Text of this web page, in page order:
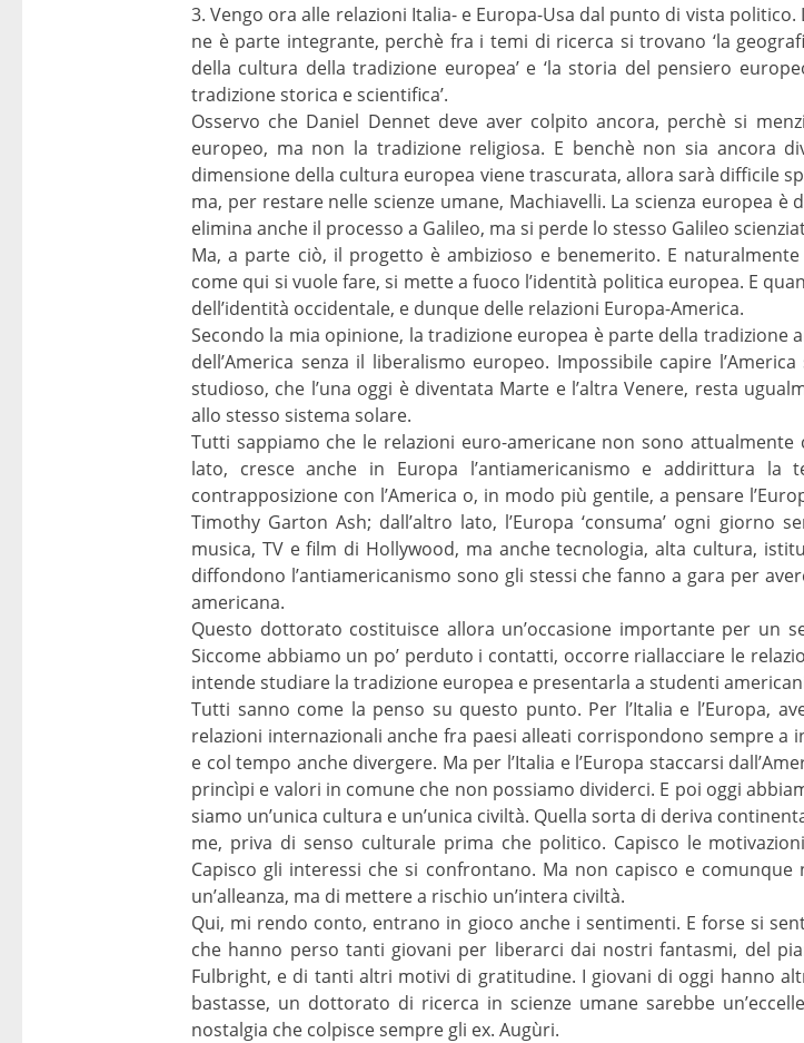
3. Vengo ora alle relazioni Italia- e Europa-Usa dal punto di vista
ne è parte integrante, perchè fra i temi di ricerca si trovano ‘la
della cultura della tradizione europea’ e ‘la storia del pensiero
tradizione storica e scientifica’.
Osservo che Daniel Dennet deve aver colpito ancora, perchè si
europeo, ma non la tradizione religiosa. E benchè non sia ancora
dimensione della cultura europea viene trascurata, allora sarà difficile
ma, per restare nelle scienze umane, Machiavelli. La scienza europea
elimina anche il processo a Galileo, ma si perde lo stesso Galileo
Ma, a parte ciò, il progetto è ambizioso e benemerito. E
come qui si vuole fare, si mette a fuoco l’identità politica europea. E
dell’identità occidentale, e dunque delle relazioni Europa-America.
Secondo la mia opinione, la tradizione europea è parte della tradizione
dell’America senza il liberalismo europeo. Impossibile capire
studioso, che l’una oggi è diventata Marte e l’altra Venere, resta
allo stesso sistema solare.
Tutti sappiamo che le relazioni euro-americane non sono
lato, cresce anche in Europa l’antiamericanismo e addirittura
contrapposizione con l’America o, in modo più gentile, a pensare
Timothy Garton Ash; dall’altro lato, l’Europa ‘consuma’ ogni giorno
musica, TV e film di Hollywood, ma anche tecnologia, alta cultura,
diffondono l’antiamericanismo sono gli stessi che fanno a gara per
americana.
Questo dottorato costituisce allora un’occasione importante per un
Siccome abbiamo un po’ perduto i contatti, occorre riallacciare le
intende studiare la tradizione europea e presentarla a studenti
Tutti sanno come la penso su questo punto. Per l’Italia e l’Europa,
relazioni internazionali anche fra paesi alleati corrispondono sempre a
e col tempo anche divergere. Ma per l’Italia e l’Europa staccarsi
princìpi e valori in comune che non possiamo dividerci. E poi oggi
siamo un’unica cultura e un’unica civiltà. Quella sorta di deriva
me, priva di senso culturale prima che politico. Capisco le
Capisco gli interessi che si confrontano. Ma non capisco e
un’alleanza, ma di mettere a rischio un’intera civiltà.
Qui, mi rendo conto, entrano in gioco anche i sentimenti. E forse si
che hanno perso tanti giovani per liberarci dai nostri fantasmi, del
Fulbright, e di tanti altri motivi di gratitudine. I giovani di oggi hanno
bastasse, un dottorato di ricerca in scienze umane sarebbe
nostalgia che colpisce sempre gli ex. Augùri.